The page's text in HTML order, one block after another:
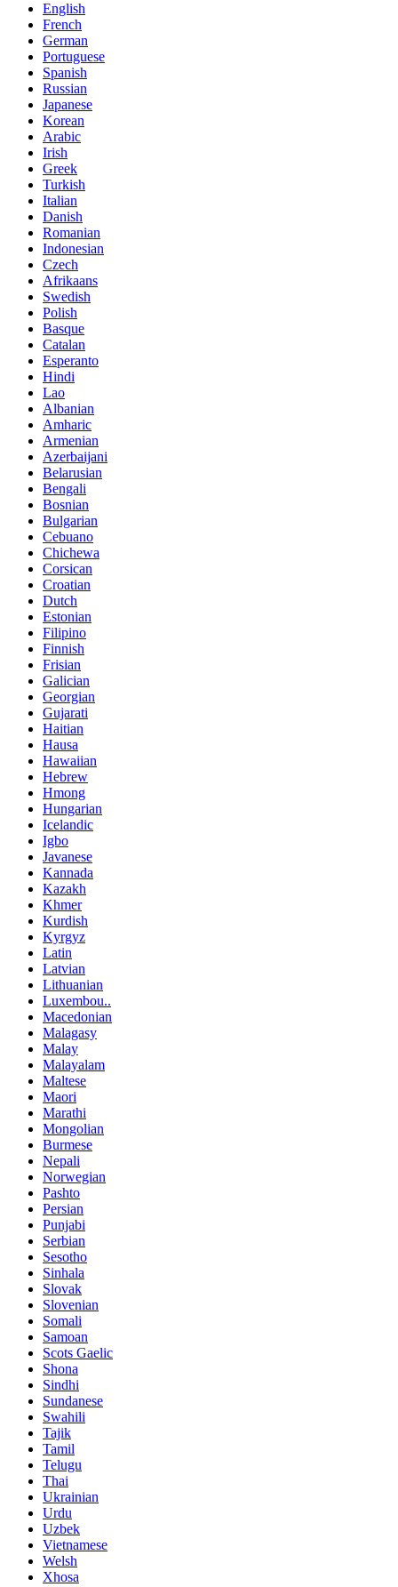
English
French
German
Portuguese
Spanish
Russian
Japanese
Korean
Arabic
Irish
Greek
Turkish
Italian
Danish
Romanian
Indonesian
Czech
Afrikaans
Swedish
Polish
Basque
Catalan
Esperanto
Hindi
Lao
Albanian
Amharic
Armenian
Azerbaijani
Belarusian
Bengali
Bosnian
Bulgarian
Cebuano
Chichewa
Corsican
Croatian
Dutch
Estonian
Filipino
Finnish
Frisian
Galician
Georgian
Gujarati
Haitian
Hausa
Hawaiian
Hebrew
Hmong
Hungarian
Icelandic
Igbo
Javanese
Kannada
Kazakh
Khmer
Kurdish
Kyrgyz
Latin
Latvian
Lithuanian
Luxembou..
Macedonian
Malagasy
Malay
Malayalam
Maltese
Maori
Marathi
Mongolian
Burmese
Nepali
Norwegian
Pashto
Persian
Punjabi
Serbian
Sesotho
Sinhala
Slovak
Slovenian
Somali
Samoan
Scots Gaelic
Shona
Sindhi
Sundanese
Swahili
Tajik
Tamil
Telugu
Thai
Ukrainian
Urdu
Uzbek
Vietnamese
Welsh
Xhosa